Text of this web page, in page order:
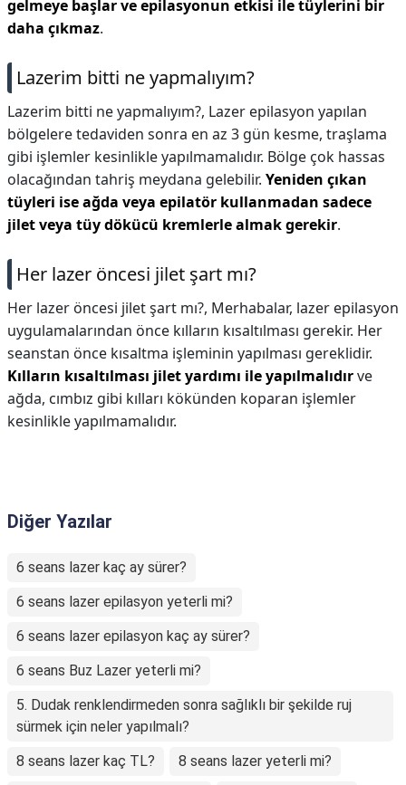
gelmeye başlar ve epilasyonun etkisi ile tüylerini bir
daha çıkmaz.
Lazerim bitti ne yapmalıyım?
Lazerim bitti ne yapmalıyım?, Lazer epilasyon yapılan
bölgelere tedaviden sonra en az 3 gün kesme, traşlama
gibi işlemler kesinlikle yapılmamalıdır. Bölge çok hassas
olacağından tahriş meydana gelebilir. Yeniden çıkan
tüyleri ise ağda veya epilatör kullanmadan sadece
jilet veya tüy dökücü kremlerle almak gerekir.
Her lazer öncesi jilet şart mı?
Her lazer öncesi jilet şart mı?, Merhabalar, lazer epilasyon
uygulamalarından önce kılların kısaltılması gerekir. Her
seanstan önce kısaltma işleminin yapılması gereklidir.
Kılların kısaltılması jilet yardımı ile yapılmalıdırve
ağda, cımbız gibi kılları kökünden koparan işlemler
kesinlikle yapılmamalıdır.
Diğer Yazılar
6 seans lazer kaç ay sürer?
6 seans lazer epilasyon yeterli mi?
6 seans lazer epilasyon kaç ay sürer?
6 seans Buz Lazer yeterli mi?
5. Dudak renklendirmeden sonra sağlıklı bir şekilde ruj
sürmek için neler yapılmalı?
8 seans lazer kaç TL?
8 seans lazer yeterli mi?